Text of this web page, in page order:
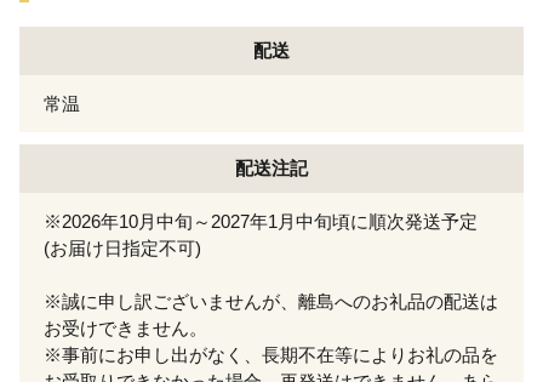
配送
常温
配送注記
※2026年10月中旬～2027年1月中旬頃に順次発送予定
(お届け日指定不可)
※誠に申し訳ございませんが、離島へのお礼品の配送は
お受けできません。
※事前にお申し出がなく、長期不在等によりお礼の品を